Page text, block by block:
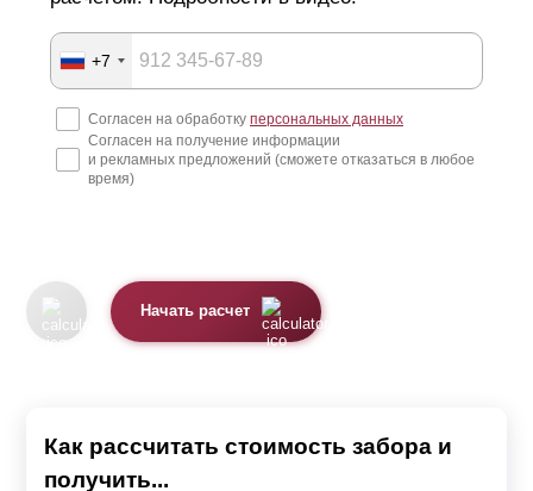
+7
Согласен на обработку персональных данных
Согласен на получение информации
и рекламных предложений (сможете отказаться в любое
время)
Начать расчет
Как рассчитать стоимость забора и
получить...